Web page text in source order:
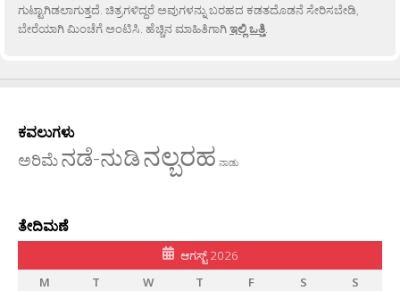
ಗುಟ್ಟಾಗಿಡಲಾಗುತ್ತದೆ. ಚಿತ್ರಗಳಿದ್ದರೆ ಅವುಗಳನ್ನು ಬರಹದ ಕಡತದೊಡನೆ ಸೇರಿಸಬೇಡಿ,
ಬೇರೆಯಾಗಿ ಮಿಂಚೆಗೆ ಅಂಟಿಸಿ. ಹೆಚ್ಚಿನ ಮಾಹಿತಿಗಾಗಿಇಲ್ಲಿ ಒತ್ತಿ.
ಕವಲುಗಳು
ಅರಿಮೆನಡೆ-ನುಡಿನಲ್ಬರಹ ನಾಡು
ತೇದಿಮಣೆ
ಆಗಸ್ಟ್ 2026
M
T W T F S
S